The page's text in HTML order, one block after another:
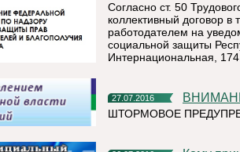
Согласно ст. 50
коллективный договор
работодателем на
социальной защиты
Интернациональная,
27.07.2016
ШТОРМОВОЕ